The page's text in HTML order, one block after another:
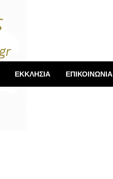
ΕΚΚΛΗΣΙΑ ΕΠΙΚΟΙΝΩΝΙΑ